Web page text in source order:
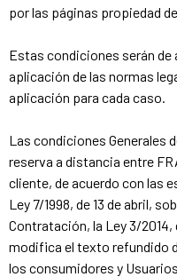
por las páginas propiedad
Estas condiciones serán
aplicación de las normas
aplicación para cada caso.
Las condiciones Generales
reserva a distancia entre
cliente, de acuerdo con las
Ley 7/1998, de 13 de abril,
Contratación, la Ley 3/2014,
modifica el texto refundido
los consumidores y